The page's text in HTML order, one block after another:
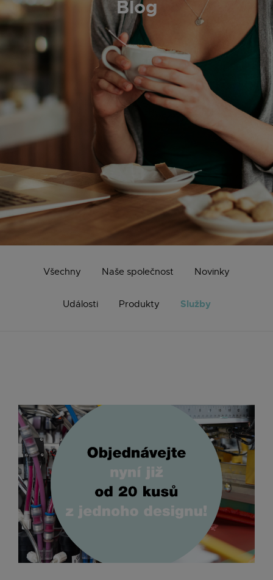
Blog
Všechny Naše společnost Novinky
Události Produkty Služby